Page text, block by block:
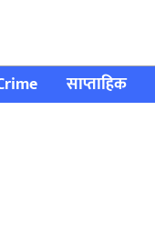
साप्ताहिक